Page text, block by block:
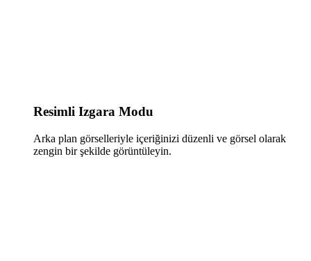
Resimli Izgara Modu
Arka plan görselleriyle içeriğinizi düzenli ve görsel olarak
zengin bir şekilde görüntüleyin.